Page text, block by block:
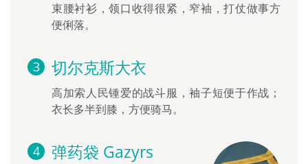
束腰衬衫，领口收得很紧，窄袖，打仗做事方
便俐落。
切尔克斯大衣
高加索人民锺爱的战斗服，袖子短便于作战；
衣长多半到膝，方便骑马。
弹药袋 Gazyrs